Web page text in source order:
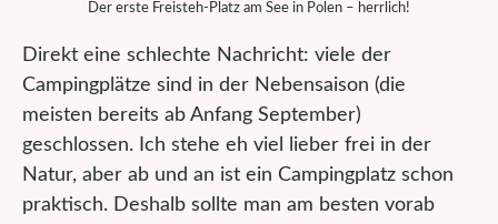
Der erste Freisteh-Platz am See in Polen – herrlich!
Direkt eine schlechte Nachricht: viele der
Campingplätze sind in der Nebensaison (die
meisten bereits ab Anfang September)
geschlossen. Ich stehe eh viel lieber frei in der
Natur, aber ab und an ist ein Campingplatz schon
praktisch. Deshalb sollte man am besten vorab